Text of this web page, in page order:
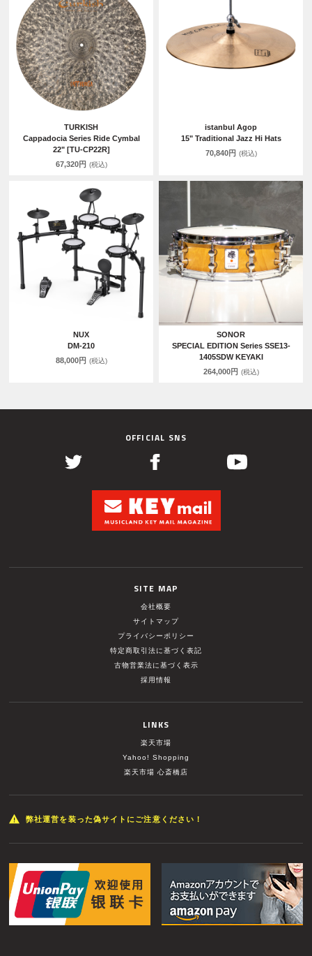
TURKISH
Cappadocia Series Ride Cymbal
22" [TU-CP22R]
67,320円 (税込)
istanbul Agop
15" Traditional Jazz Hi Hats
70,840円 (税込)
NUX
DM-210
88,000円 (税込)
SONOR
SPECIAL EDITION Series SSE13-
1405SDW KEYAKI
264,000円 (税込)
OFFICIAL SNS
SITE MAP
会社概要
サイトマップ
プライバシーポリシー
特定商取引法に基づく表記
古物営業法に基づく表示
採用情報
LINKS
楽天市場
Yahoo! Shopping
楽天市場 心斎橋店
弊社運営を装った偽サイトにご注意ください！